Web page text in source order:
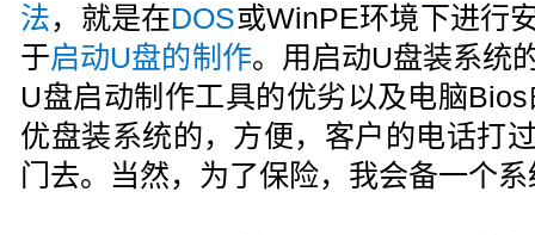
法，就是在DOS或WinPE环境下进行
于启动U盘的制作。用启动U盘装系统
U盘启动制作工具的优劣以及电脑
优盘装系统的，方便，客户的电话打
门去。当然，为了保险，我会备一个